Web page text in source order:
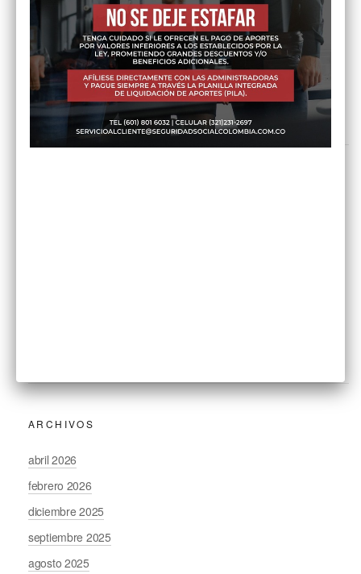
Pago de seguridad social por días o semanas
Reforma pensional 2025: Si pasa el examen constitucional, los
fondos privados perderían 6,3 millones de cotizantes
Pago mensual de cesantías: ¿Qué cambia?
ARCHIVOS
abril 2026
febrero 2026
diciembre 2025
septiembre 2025
agosto 2025